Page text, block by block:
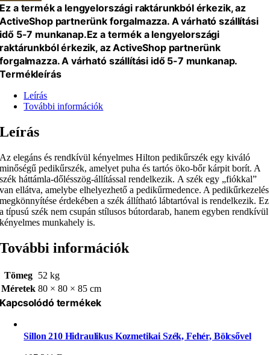
Ez a termék a lengyelországi raktárunkból érkezik, az
ActiveShop partnerünk forgalmazza. A várható szállítási
idő 5-7 munkanap.Ez a termék a lengyelországi
raktárunkból érkezik, az ActiveShop partnerünk
forgalmazza. A várható szállítási idő 5-7 munkanap.
Termékleírás
Leírás
További információk
Leírás
Az elegáns és rendkívül kényelmes Hilton pedikűrszék egy kiváló
minőségű pedikűrszék, amelyet puha és tartós öko-bőr kárpit borít. A
szék háttámla-dőlésszög-állítással rendelkezik. A szék egy „fiókkal”
van ellátva, amelybe elhelyezhető a pedikűrmedence. A pedikűrkezelés
megkönnyítése érdekében a szék állítható lábtartóval is rendelkezik. Ez
a típusú szék nem csupán stílusos bútordarab, hanem egyben rendkívül
kényelmes munkahely is.
További információk
Tömeg 52 kg
Méretek 80 × 80 × 85 cm
Kapcsolódó termékek
Sillon 210 Hidraulikus Kozmetikai Szék, Fehér, Bölcsővel